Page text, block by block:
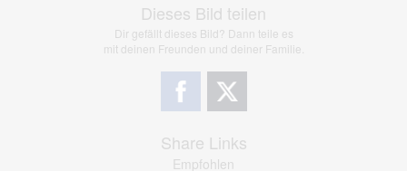
Dieses Bild teilen
Dir gefällt dieses Bild? Dann teile es
mit deinen Freunden und deiner Familie.
Share Links
Empfohlen